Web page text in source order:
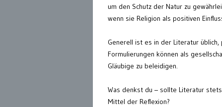
um den Schutz der Natur zu
wenn sie Religion als positiven
Generell ist es in der Literatur üblich,
Formulierungen können als
Gläubige zu beleidigen.
Was denkst du – sollte Literatur
Mittel der Reflexion?